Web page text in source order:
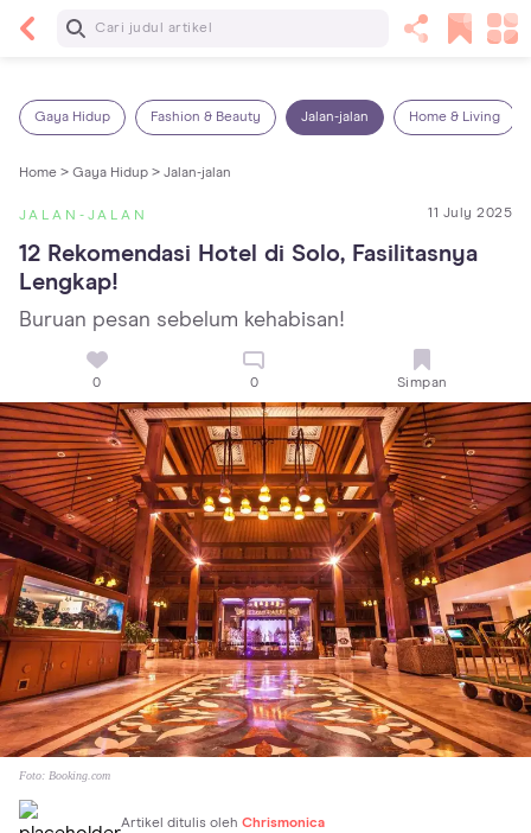
Baca Selanjutnya
Gaya Hidup Fashion & Beauty Jalan-jalan Home & Living
Home > Gaya Hidup > Jalan-jalan
JALAN-JALAN 11 July 2025
12 Rekomendasi Hotel di Solo, Fasilitasnya
Lengkap!
Buruan pesan sebelum kehabisan!
0 0 Simpan
Foto: Booking.com
Artikel ditulis oleh Chrismonica